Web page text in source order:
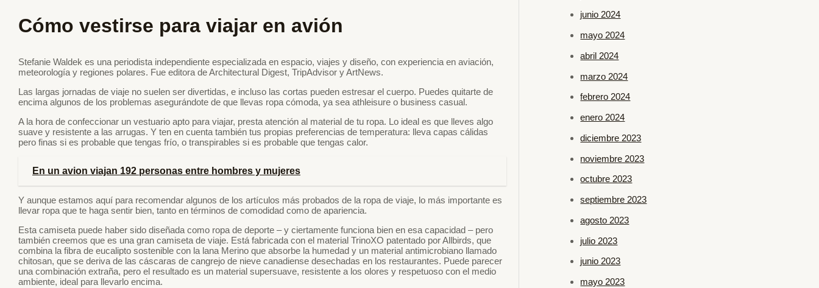
Cómo vestirse para viajar en avión
Stefanie Waldek es una periodista independiente especializada en espacio, viajes y diseño, con experiencia en aviación,
meteorología y regiones polares. Fue editora de Architectural Digest, TripAdvisor y ArtNews.
Las largas jornadas de viaje no suelen ser divertidas, e incluso las cortas pueden estresar el cuerpo. Puedes quitarte de
encima algunos de los problemas asegurándote de que llevas ropa cómoda, ya sea athleisure o business casual.
A la hora de confeccionar un vestuario apto para viajar, presta atención al material de tu ropa. Lo ideal es que lleves algo
suave y resistente a las arrugas. Y ten en cuenta también tus propias preferencias de temperatura: lleva capas cálidas
pero finas si es probable que tengas frío, o transpirables si es probable que tengas calor.
En un avion viajan 192 personas entre hombres y mujeres
Y aunque estamos aquí para recomendar algunos de los artículos más probados de la ropa de viaje, lo más importante es
llevar ropa que te haga sentir bien, tanto en términos de comodidad como de apariencia.
Esta camiseta puede haber sido diseñada como ropa de deporte – y ciertamente funciona bien en esa capacidad – pero
también creemos que es una gran camiseta de viaje. Está fabricada con el material TrinoXO patentado por Allbirds, que
combina la fibra de eucalipto sostenible con la lana Merino que absorbe la humedad y un material antimicrobiano llamado
chitosan, que se deriva de las cáscaras de cangrejo de nieve canadiense desechadas en los restaurantes. Puede parecer
una combinación extraña, pero el resultado es un material supersuave, resistente a los olores y respetuoso con el medio
ambiente, ideal para llevarlo encima.
junio 2024
mayo 2024
abril 2024
marzo 2024
febrero 2024
enero 2024
diciembre 2023
noviembre 2023
octubre 2023
septiembre 2023
agosto 2023
julio 2023
junio 2023
mayo 2023